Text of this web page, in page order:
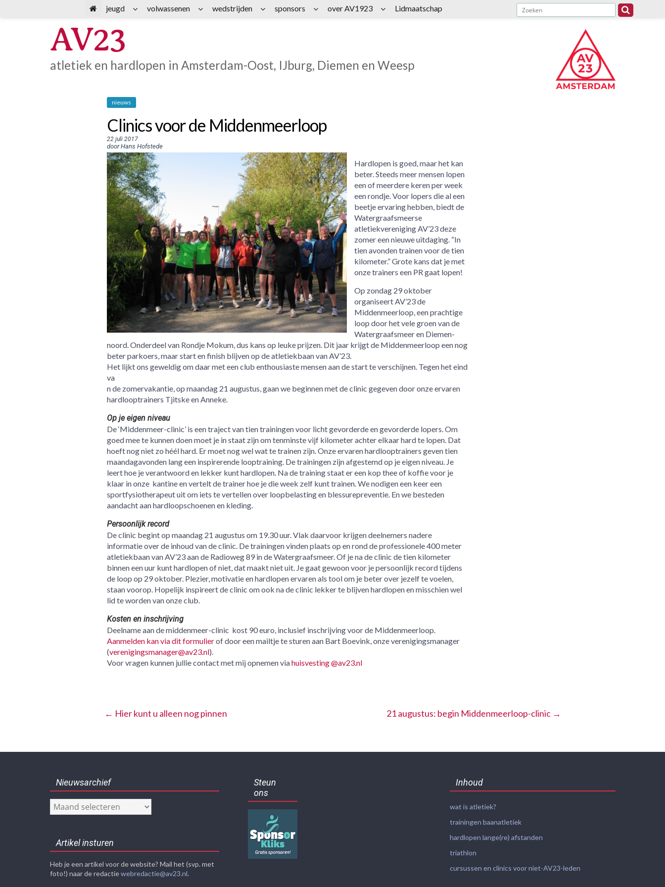
AV23
atletiek en hardlopen in Amsterdam-Oost, IJburg, Diemen en Weesp
nieuws
Clinics voor de Middenmeerloop
22 juli 2017
door Hans Hofstede
Hardlopen is goed, maar het kan
beter. Steeds meer mensen lopen
een of meerdere keren per week
een rondje. Voor lopers die al een
beetje ervaring hebben, biedt de
Watergraafsmeerse
atletiekvereniging AV’23 deze
zomer een nieuwe uitdaging. “In
tien avonden trainen voor de tien
kilometer.” Grote kans dat je met
onze trainers een PR gaat lopen!
Op zondag 29 oktober
organiseert AV’23 de
Middenmeerloop, een prachtige
loop door het vele groen van de
Watergraafsmeer en Diemen-
noord. Onderdeel van Rondje Mokum, dus kans op leuke prijzen. Dit jaar krijgt de Middenmeerloop een nog
beter parkoers, maar start en finish blijven op de atletiekbaan van AV’23.
Het lijkt ons geweldig om daar met een club enthousiaste mensen aan de start te verschijnen. Tegen het eind
va
n de zomervakantie, op maandag 21 augustus, gaan we beginnen met de clinic gegeven door onze ervaren
hardlooptrainers Tjitske en Anneke.
Op je eigen niveau
De ‘Middenmeer-clinic’ is een traject van tien trainingen voor licht gevorderde en gevorderde lopers. Om
goed mee te kunnen doen moet je in staat zijn om tenminste vijf kilometer achter elkaar hard te lopen. Dat
hoeft nog niet zo héél hard. Er moet nog wel wat te trainen zijn. Onze ervaren hardlooptrainers geven tien
maandagavonden lang een inspirerende looptraining. De trainingen zijn afgestemd op je eigen niveau. Je
leert hoe je verantwoord en lekker kunt hardlopen. Na de training staat er een kop thee of koffie voor je
klaar in onze kantine en vertelt de trainer hoe je die week zelf kunt trainen. We nodigen een keer een
sportfysiotherapeut uit om iets te vertellen over loopbelasting en blessurepreventie. En we besteden
aandacht aan hardloopschoenen en kleding.
Persoonlijk record
De clinic begint op maandag 21 augustus om 19.30 uur. Vlak daarvoor krijgen deelnemers nadere
informatie over de inhoud van de clinic. De trainingen vinden plaats op en rond de professionele 400 meter
atletiekbaan van AV’23 aan de Radioweg 89 in de Watergraafsmeer. Of je na de clinic de tien kilometer
binnen een uur kunt hardlopen of niet, dat maakt niet uit. Je gaat gewoon voor je persoonlijk record tijdens
de loop op 29 oktober. Plezier, motivatie en hardlopen ervaren als tool om je beter over jezelf te voelen,
staan voorop. Hopelijk inspireert de clinic om ook na de clinic lekker te blijven hardlopen en misschien wel
lid te worden van onze club.
Kosten en inschrijving
Deelname aan de middenmeer-clinic kost 90 euro, inclusief inschrijving voor de Middenmeerloop.
Aanmelden kan via dit formulierof door een mailtje te sturen aan Bart Boevink, onze verenigingsmanager
(verenigingsmanager@av23.nl).
Voor vragen kunnen jullie contact met mij opnemen viahuisvesting @av23.nl
← Hier kunt u alleen nog pinnen 21 augustus: begin Middenmeerloop-clinic →
Nieuwsarchief
Nieuwsarchief
Artikel insturen
Heb je een artikel voor de website? Mail het (svp. met
foto!) naar de redactiewebredactie@av23.nl.
Steun
ons
Inhoud
wat is atletiek?
trainingen baanatletiek
hardlopen lange(re) afstanden
triathlon
cursussen en clinics voor niet-AV23-leden
jeugd volwassenen wedstrijden sponsors over AV1923 Lidmaatschap